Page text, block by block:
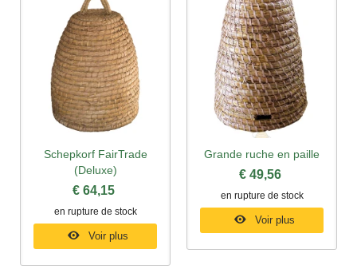
Schepkorf FairTrade
(Deluxe)
€ 64,15
en rupture de stock
Voir plus
Grande ruche en paille
€ 49,56
en rupture de stock
Voir plus